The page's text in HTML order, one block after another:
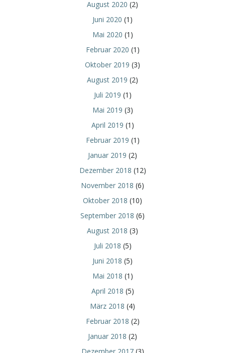
August 2020 (2)
Juni 2020 (1)
Mai 2020 (1)
Februar 2020 (1)
Oktober 2019 (3)
August 2019 (2)
Juli 2019 (1)
Mai 2019 (3)
April 2019 (1)
Februar 2019 (1)
Januar 2019 (2)
Dezember 2018 (12)
November 2018 (6)
Oktober 2018 (10)
September 2018 (6)
August 2018 (3)
Juli 2018 (5)
Juni 2018 (5)
Mai 2018 (1)
April 2018 (5)
März 2018 (4)
Februar 2018 (2)
Januar 2018 (2)